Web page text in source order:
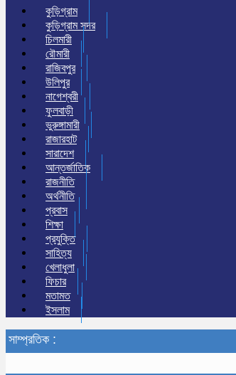
কুড়িগ্রাম
কুড়িগ্রাম সদর
চিলমারী
রৌমারী
রাজিবপুর
উলিপুর
নাগেশ্বরী
ফুলবাড়ী
ভুরুঙ্গামারী
রাজারহাট
সারাদেশ
আন্তর্জাতিক
রাজনীতি
অর্থনীতি
প্রবাস
শিক্ষা
প্রযুক্তি
সাহিত্য
খেলাধুলা
ফিচার
মতামত
ইসলাম
সাম্প্রতিক :